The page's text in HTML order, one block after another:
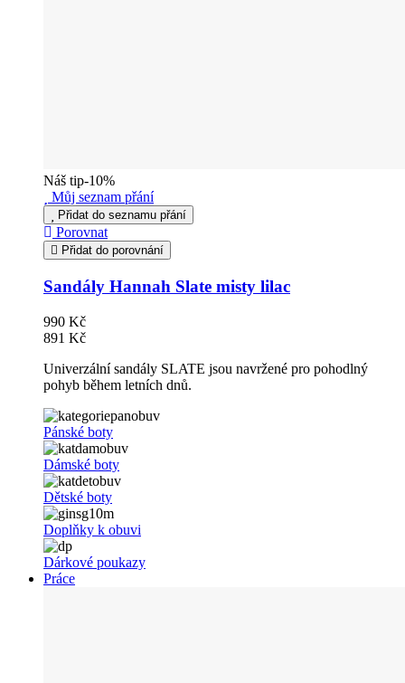
Náš tip-10%
Můj seznam přání
Přidat do seznamu přání
Porovnat
Přidat do porovnání
Sandály Hannah Slate misty lilac
990 Kč
891 Kč
Univerzální sandály SLATE jsou navržené pro pohodlný
pohyb během letních dnů.
Pánské boty
Dámské boty
Dětské boty
Doplňky k obuvi
Dárkové poukazy
Práce